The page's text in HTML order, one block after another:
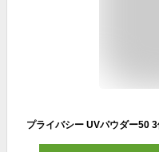
プライバシー UVパウダー50 3